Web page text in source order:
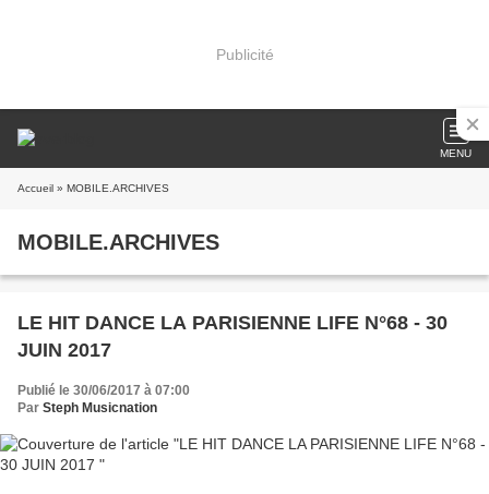
Publicité
MENU
Accueil » MOBILE.ARCHIVES
MOBILE.ARCHIVES
LE HIT DANCE LA PARISIENNE LIFE N°68 - 30
JUIN 2017
Publié le 30/06/2017 à 07:00
Par Steph Musicnation